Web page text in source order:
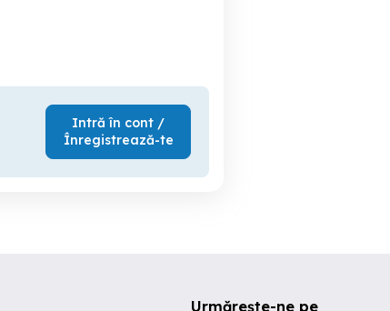
Intră în cont /
Înregistrează-te
Urmărește-ne pe